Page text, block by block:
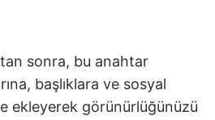
sonra, bu anahtar
başlıklara ve sosyal
ekleyerek görünürlüğünüzü